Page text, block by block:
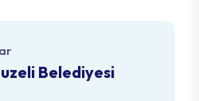
Belediyesi